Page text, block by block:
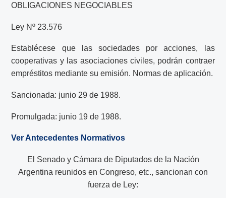
OBLIGACIONES NEGOCIABLES
Ley Nº 23.576
Establécese que las sociedades por acciones, las
cooperativas y las asociaciones civiles, podrán contraer
empréstitos mediante su emisión. Normas de aplicación.
Sancionada: junio 29 de 1988.
Promulgada: junio 19 de 1988.
Ver Antecedentes Normativos
El Senado y Cámara de Diputados de la Nación
Argentina reunidos en Congreso, etc., sancionan con
fuerza de Ley: